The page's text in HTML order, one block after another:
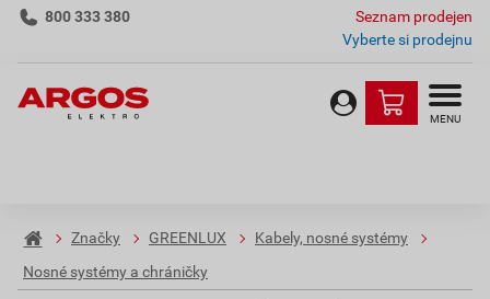
800 333 380
Seznam prodejen
Vyberte si prodejnu
MENU
Značky GREENLUX
Kabely, nosné systémy
Nosné systémy a chráničky